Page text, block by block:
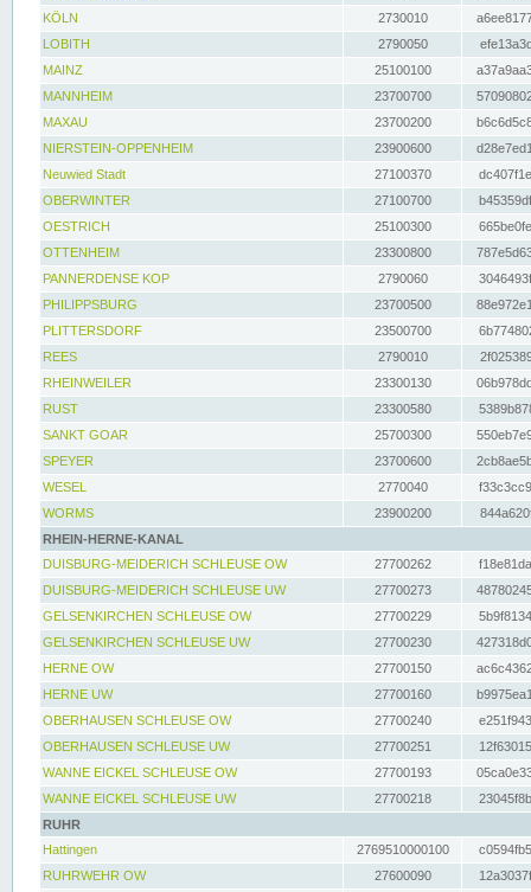
KÖLN
2730010
LOBITH
2790050
MAINZ
25100100
MANNHEIM
23700700
MAXAU
23700200
NIERSTEIN-OPPENHEIM
23900600
Neuwied Stadt
27100370
OBERWINTER
27100700
OESTRICH
25100300
OTTENHEIM
23300800
PANNERDENSE KOP
2790060
PHILIPPSBURG
23700500
PLITTERSDORF
23500700
REES
2790010
RHEINWEILER
23300130
RUST
23300580
SANKT GOAR
25700300
SPEYER
23700600
WESEL
2770040
WORMS
23900200
RHEIN-HERNE-KANAL
DUISBURG-MEIDERICH SCHLEUSE OW
27700262
DUISBURG-MEIDERICH SCHLEUSE UW
27700273
GELSENKIRCHEN SCHLEUSE OW
27700229
GELSENKIRCHEN SCHLEUSE UW
27700230
HERNE OW
27700150
HERNE UW
27700160
OBERHAUSEN SCHLEUSE OW
27700240
OBERHAUSEN SCHLEUSE UW
27700251
WANNE EICKEL SCHLEUSE OW
27700193
WANNE EICKEL SCHLEUSE UW
27700218
RUHR
Hattingen
2769510000100
RUHRWEHR OW
27600090